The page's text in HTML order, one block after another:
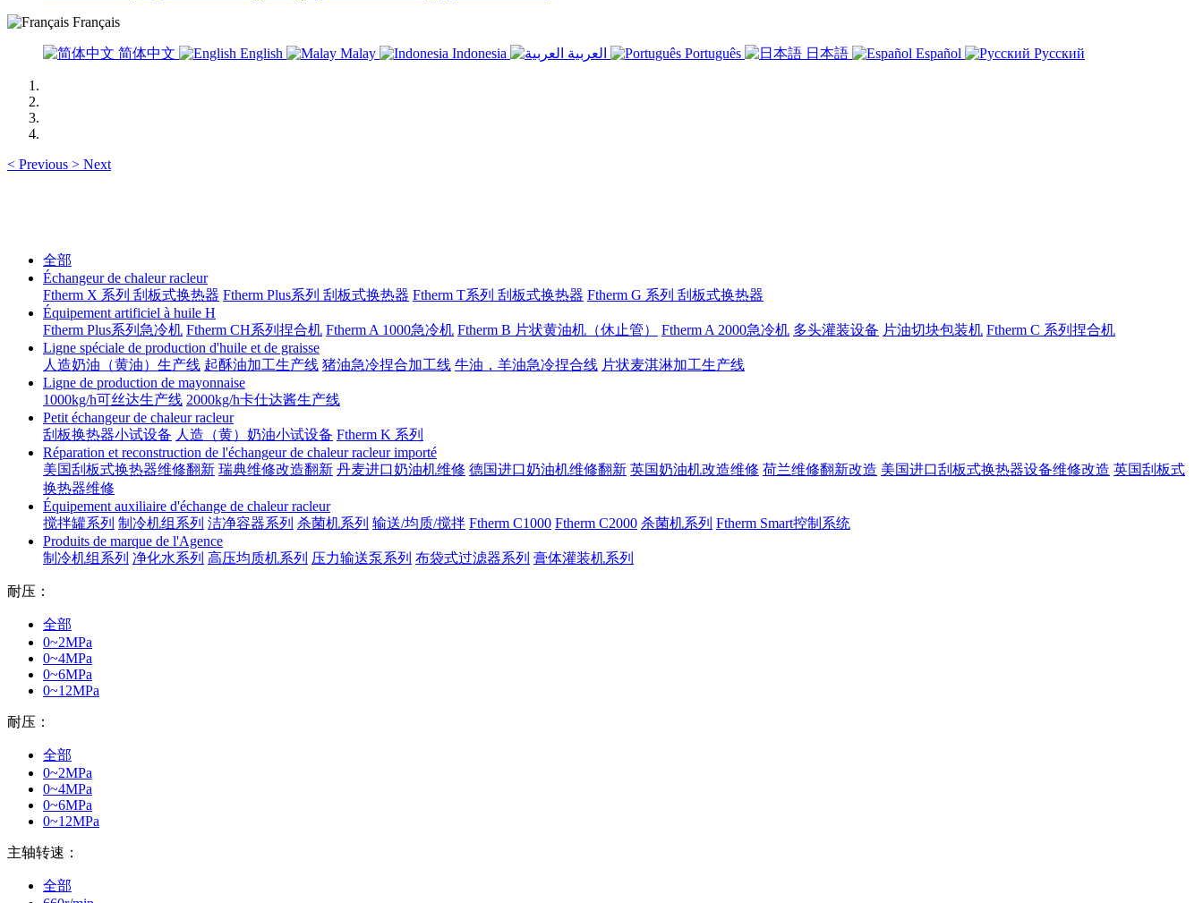
Français
简体中文 English Malay Indonesia Português 日本語 Español Русский
< Previous > Next
全部
Échangeur de chaleur racleur
Ftherm X 系列 刮板式换热器 Ftherm Plus系列 刮板式换热器 Ftherm T系列 刮板式换热器 Ftherm G 系列 刮板式换热器
Équipement artificiel à huile H
Ftherm Plus系列急冷机 Ftherm CH系列捏合机 Ftherm A 1000急冷机 Ftherm B 片状黄油机（休止管） Ftherm A 2000急冷机 多头灌装设备 片油切块包装机 Ftherm C 系列捏合机
Ligne spéciale de production d'huile et de graisse
人造奶油（黄油）生产线 起酥油加工生产线 猪油急冷捏合加工线 牛油，羊油急冷捏合线 片状麦淇淋加工生产线
Ligne de production de mayonnaise
1000kg/h可丝达生产线 2000kg/h卡仕达酱生产线
Petit échangeur de chaleur racleur
刮板换热器小试设备 人造（黄）奶油小试设备 Ftherm K 系列
Réparation et reconstruction de l'échangeur de chaleur racleur importé
美国刮板式换热器维修翻新 瑞典维修改造翻新 丹麦进口奶油机维修 德国进口奶油机维修翻新 英国奶油机改造维修 荷兰维修翻新改造 美国进口刮板式换热器设备维修改造 英国刮板式
换热器维修
Équipement auxiliaire d'échange de chaleur racleur
搅拌罐系列 制冷机组系列 洁净容器系列 杀菌机系列 输送/均质/搅拌 Ftherm C1000 Ftherm C2000 杀菌机系列 Ftherm Smart控制系统
Produits de marque de l'Agence
制冷机组系列 净化水系列 高压均质机系列 压力输送泵系列 布袋式过滤器系列 膏体灌装机系列
耐压：
全部
0~2MPa
0~4MPa
0~6MPa
0~12MPa
耐压：
全部
0~2MPa
0~4MPa
0~6MPa
0~12MPa
主轴转速：
全部